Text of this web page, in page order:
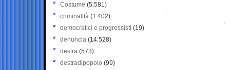
Costume (5.581)
criminalità (1.402)
democratici e progressisti (19)
denuncia (14.528)
destra (573)
destradipopolo (99)